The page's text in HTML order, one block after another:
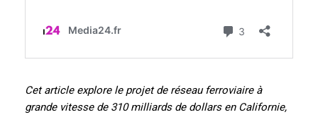
Cet article explore le projet de réseau ferroviaire à
grande vitesse de 310 milliards de dollars en Californie,